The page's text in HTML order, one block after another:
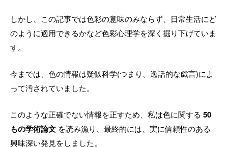
しかし、この記事では色彩の意味のみならず、日常生活にど
のように適用できるかなど色彩心理学を深く掘り下げていま
す。
今までは、色の情報は疑似科学(つまり、逸話的な戯言)によ
って汚されていました。
このような正確でない情報を正すため、私は色に関する 50
もの学術論文 を読み漁り、最終的には、実に信頼性のある
興味深い発見をしました。